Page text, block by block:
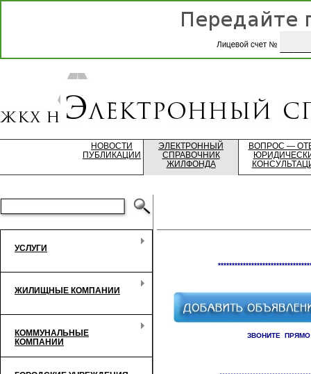
НОВОСТИ
ПУБЛИКАЦИИ
ЭЛЕКТРОННЫЙ
СПРАВОЧНИК
ЖИЛФОНДА
ВОПРОС —
УСЛУГИ
ЖИЛИЩНЫЕ КОМПАНИИ
КОММУНАЛЬНЫЕ
КОМПАНИИ
ЗВОНИТЕ